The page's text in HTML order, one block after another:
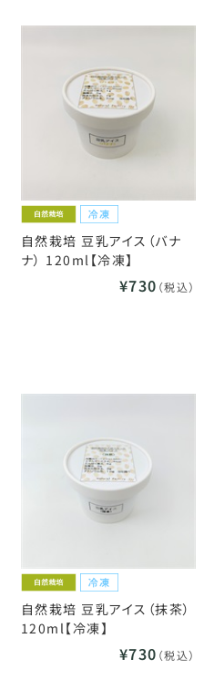
自然栽培 豆乳アイス（バナ
ナ） 120ml【冷凍】
¥730 （税込）
自然栽培 豆乳アイス（抹茶）
120ml【冷凍】
¥730 （税込）